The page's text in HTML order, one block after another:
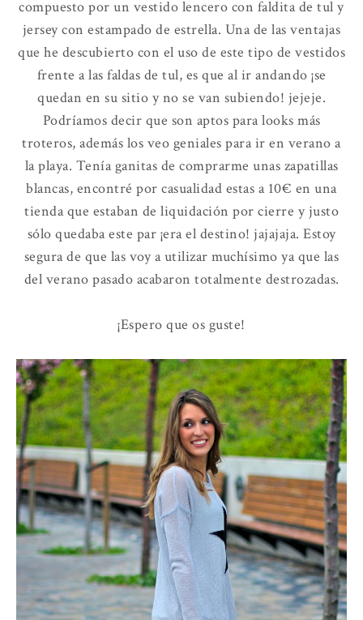
compuesto por un vestido lencero con faldita de tul y
jersey con estampado de estrella. Una de las ventajas
que he descubierto con el uso de este tipo de vestidos
frente a las faldas de tul, es que al ir andando ¡se
quedan en su sitio y no se van subiendo! jejeje.
Podríamos decir que son aptos para looks más
troteros, además los veo geniales para ir en verano a
la playa. Tenía ganitas de comprarme unas zapatillas
blancas, encontré por casualidad estas a 10€ en una
tienda que estaban de liquidación por cierre y justo
sólo quedaba este par ¡era el destino! jajajaja. Estoy
segura de que las voy a utilizar muchísimo ya que las
del verano pasado acabaron totalmente destrozadas.
¡Espero que os guste!